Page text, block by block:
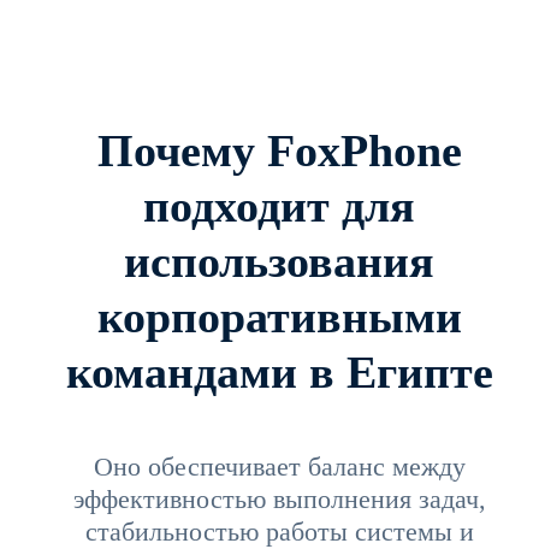
Почему FoxPhone
подходит для
использования
корпоративными
командами в Египте
Оно обеспечивает баланс между
эффективностью выполнения задач,
стабильностью работы системы и